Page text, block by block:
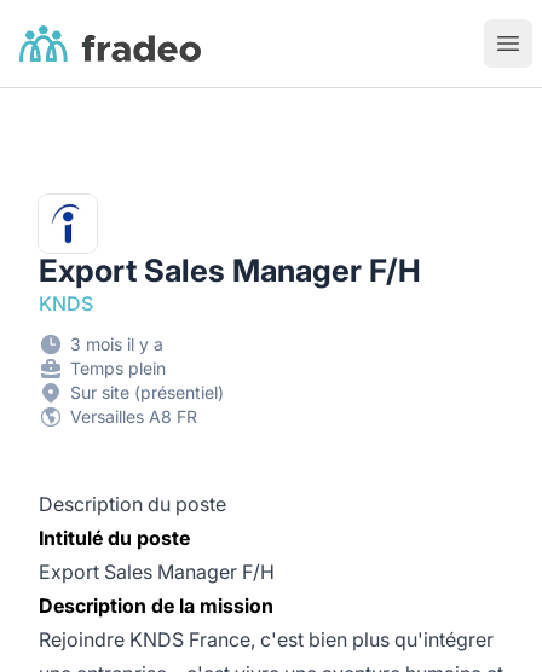
Fradeo
Export Sales Manager F/H
KNDS
3 mois il y a
Temps plein
Sur site (présentiel)
Versailles A8 FR
Description du poste
Intitulé du poste
Export Sales Manager F/H
Description de la mission
Rejoindre KNDS France, c'est bien plus qu'intégrer